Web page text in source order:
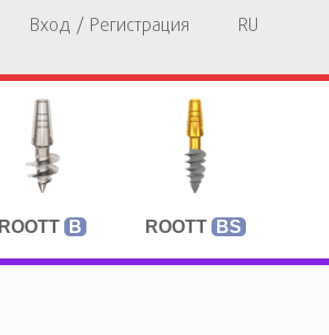
Вход / Регистрация RU
ROOTT B ROOTT BS